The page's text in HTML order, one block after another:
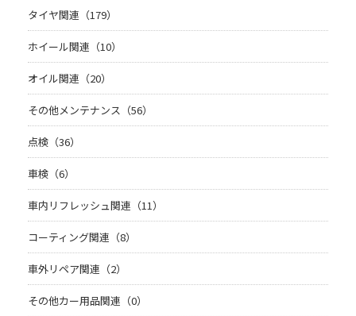
タイヤ関連（179）
ホイール関連（10）
オイル関連（20）
その他メンテナンス（56）
点検（36）
車検（6）
車内リフレッシュ関連（11）
コーティング関連（8）
車外リペア関連（2）
その他カー用品関連（0）